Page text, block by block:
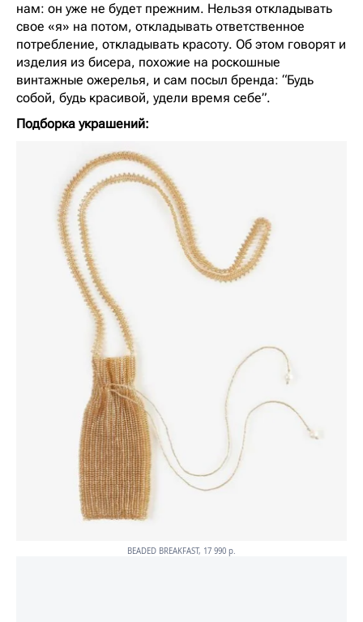
нам: он уже не будет прежним. Нельзя откладывать
свое «я» на потом, откладывать ответственное
потребление, откладывать красоту. Об этом говорят и
изделия из бисера, похожие на роскошные
винтажные ожерелья, и сам посыл бренда: “Будь
собой, будь красивой, удели время себе”.
Подборка украшений:
BEADED BREAKFAST, 17 990 p.